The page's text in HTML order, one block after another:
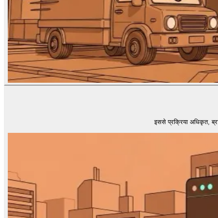
इससे प्रक्रिया अधिकृत,